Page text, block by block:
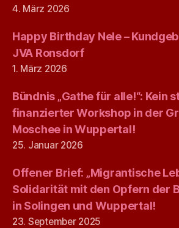
4. März 2026
Happy Birthday Nele –
JVA Ronsdorf
1. März 2026
Bündnis „Gathe für alle!“: Kein
finanzierter Workshop in der
Moschee in Wuppertal!
25. Januar 2026
Offener Brief: „Migrantische
Solidarität mit den Opfern der
in Solingen und Wuppertal!
23. September 2025